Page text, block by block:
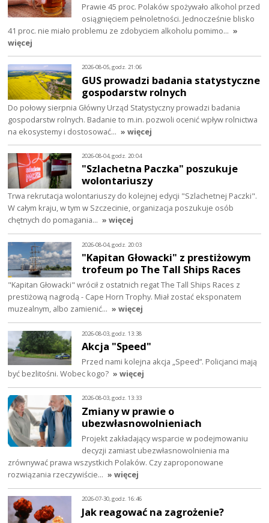
Prawie 45 proc. Polaków spożywało alkohol przed
osiągnięciem pełnoletności. Jednocześnie blisko
41 proc. nie miało problemu ze zdobyciem alkoholu pomimo… »
więcej
2026-08-05, godz. 21:06
GUS prowadzi badania statystyczne
gospodarstw rolnych
Do połowy sierpnia Główny Urząd Statystyczny prowadzi badania
gospodarstw rolnych. Badanie to m.in. pozwoli ocenić wpływ rolnictwa
na ekosystemy i dostosować… » więcej
2026-08-04, godz. 20:04
"Szlachetna Paczka" poszukuje
wolontariuszy
Trwa rekrutacja wolontariuszy do kolejnej edycji "Szlachetnej Paczki".
W całym kraju, w tym w Szczecinie, organizacja poszukuje osób
chętnych do pomagania… » więcej
2026-08-04, godz. 20:03
"Kapitan Głowacki" z prestiżowym
trofeum po The Tall Ships Races
"Kapitan Głowacki" wrócił z ostatnich regat The Tall Ships Races z
prestiżową nagrodą - Cape Horn Trophy. Miał zostać eksponatem
muzealnym, albo zamienić… » więcej
2026-08-03, godz. 13:38
Akcja "Speed"
Przed nami kolejna akcja „Speed”. Policjanci mają
być bezlitośni. Wobec kogo? » więcej
2026-08-03, godz. 13:33
Zmiany w prawie o
ubezwłasnowolnieniach
Projekt zakładający wsparcie w podejmowaniu
decyzji zamiast ubezwłasnowolnienia ma
zrównywać prawa wszystkich Polaków. Czy zaproponowane
rozwiązania rzeczywiście… » więcej
2026-07-30, godz. 16:46
Jak reagować na zagrożenie?